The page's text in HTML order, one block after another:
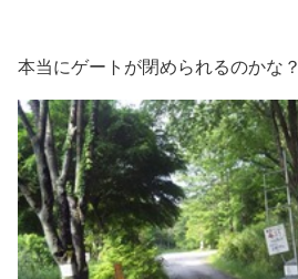
本当にゲートが閉められるのかな？